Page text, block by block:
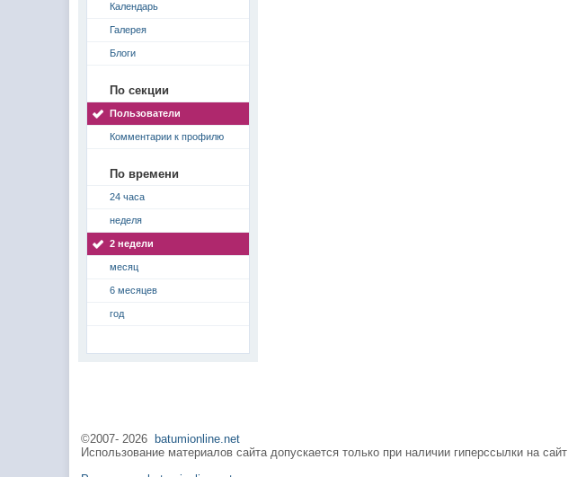
Календарь
Галерея
Блоги
По секции
Пользователи
Комментарии к профилю
По времени
24 часа
неделя
2 недели
месяц
6 месяцев
год
©2007-2026
batumionline.net
Использование материалов сайта допускается только при наличии гиперссылки на сайт